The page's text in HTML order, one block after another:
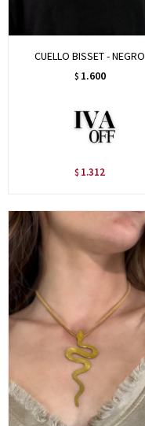
CUELLO BISSET - NEGRO
$ 1.600
$ 1.312